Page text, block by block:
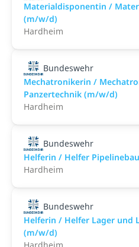
Materialdisponentin /
(m/w/d)
Hardheim
Bundeswehr
Mechatronikerin /
Panzertechnik (m/w/d)
Hardheim
Bundeswehr
Helferin / Helfer
Hardheim
Bundeswehr
Helferin / Helfer Lager und
(m/w/d)